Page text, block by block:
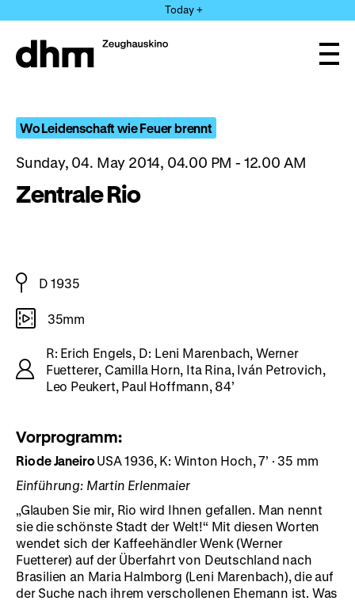
directly
the
Today +
Wo Leidenschaft wie Feuer brennt
Sunday, 04. May 2014, 04.00 PM - 12.00 AM
Zentrale Rio
D 1935
35mm
R: Erich Engels, D: Leni Marenbach, Werner
Fuetterer, Camilla Horn, Ita Rina, Iván Petrovich,
Leo Peukert, Paul Hoffmann, 84’
Vorprogramm:
Rio de JaneiroUSA 1936, K: Winton Hoch, 7’ · 35 mm
Einführung: Martin Erlenmaier
„Glauben Sie mir, Rio wird Ihnen gefallen. Man nennt
sie die schönste Stadt der Welt!“ Mit diesen Worten
wendet sich der Kaffeehändler Wenk (Werner
Fuetterer) auf der Überfahrt von Deutschland nach
Brasilien an Maria Halmborg (Leni Marenbach), die auf
der Suche nach ihrem verschollenen Ehemann ist. Was